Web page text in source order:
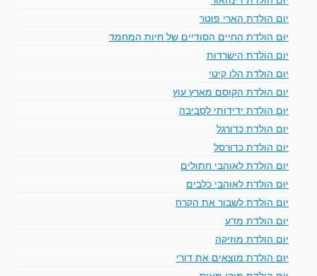
יום הולדת הארי פוטר
יום הולדת החיים הסודיים של חיות המחמד
יום הולדת הישרדות
יום הולדת הלו קיטי
יום הולדת הקוסם מארץ עוץ
יום הולדת ידידותי לסביבה
יום הולדת כדורגל
יום הולדת כדורסל
יום הולדת לאוהבי חתולים
יום הולדת לאוהבי כלבים
יום הולדת לשבור את הקרח
יום הולדת מדע
יום הולדת מוזיקה
יום הולדת מוצאים את דורי